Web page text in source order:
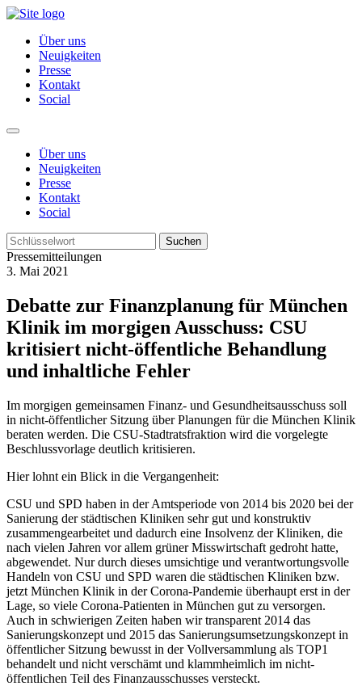
Über uns
Neuigkeiten
Presse
Kontakt
Social
Über uns
Neuigkeiten
Presse
Kontakt
Social
Suchen
Pressemitteilungen
3. Mai 2021
Debatte zur Finanzplanung für München
Klinik im morgigen Ausschuss: CSU
kritisiert nicht-öffentliche Behandlung
und inhaltliche Fehler
Im morgigen gemeinsamen Finanz- und Gesundheitsausschuss soll
in nicht-öffentlicher Sitzung über Planungen für die München Klinik
beraten werden. Die CSU-Stadtratsfraktion wird die vorgelegte
Beschlussvorlage deutlich kritisieren.
Hier lohnt ein Blick in die Vergangenheit:
CSU und SPD haben in der Amtsperiode von 2014 bis 2020 bei der
Sanierung der städtischen Kliniken sehr gut und konstruktiv
zusammengearbeitet und dadurch eine Insolvenz der Kliniken, die
nach vielen Jahren vor allem grüner Misswirtschaft gedroht hatte,
abgewendet. Nur durch dieses umsichtige und verantwortungsvolle
Handeln von CSU und SPD waren die städtischen Kliniken bzw.
jetzt München Klinik in der Corona-Pandemie überhaupt erst in der
Lage, so viele Corona-Patienten in München gut zu versorgen.
Auch in schwierigen Zeiten haben wir transparent 2014 das
Sanierungskonzept und 2015 das Sanierungsumsetzungskonzept in
öffentlicher Sitzung bewusst in der Vollversammlung als TOP1
behandelt und nicht verschämt und klammheimlich im nicht-
öffentlichen Teil des Finanzausschusses versteckt.